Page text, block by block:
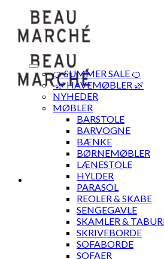
content
🍊 SUMMER SALE 🍊
·🌿 HAVEMØBLER 🌿
NYHEDER
MØBLER
BARSTOLE
BARVOGNE
BÆNKE
BØRNEMØBLER
LÆNESTOLE
HYLDER
PARASOL
REOLER & SKABE
SENGEGAVLE
SKAMLER &
SKRIVEBORDE
SOFABORDE
SOFAER